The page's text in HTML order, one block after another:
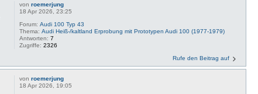
vonroemerjung
18 Apr 2026, 23:25
Forum:Audi 100 Typ 43
Thema:Audi Heiß-/kaltland Erprobung mit Prototypen Audi 100 (1977-1979)
Antworten:7
Zugriffe:2326
Rufe den Beitrag auf
vonroemerjung
18 Apr 2026, 19:05